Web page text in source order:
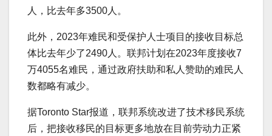
人，比去年多3500人。
此外，2023年难民和受保护人士项目的接收目标总
体比去年少了2490人。联邦计划在2023年度接收7
万4055名难民，通过政府扶助和私人赞助的难民人
数都略有减少。
据Toronto Star报道，联邦系统改进了技术移民系统
后，把接收移民的目标更多地放在目前劳动力正紧